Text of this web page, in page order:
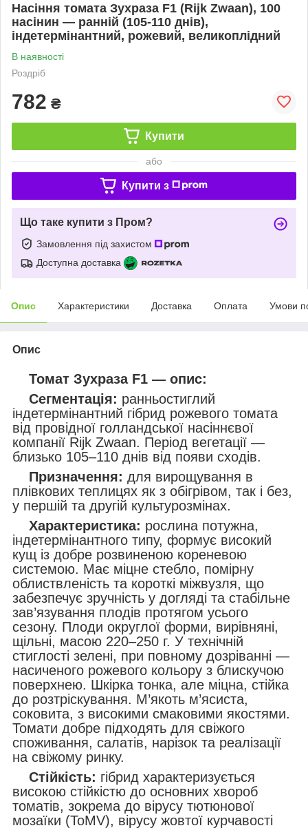
Насіння томата Зухраза F1 (Rijk Zwaan), 100
насінин — ранній (105-110 днів),
індетермінантний, рожевий, великоплідний
В наявності
Роздріб
782 ₴
Купити
або
Купити з
Що таке купити з Пром?
Замовлення під захистом
Доступна доставка
Опис Характеристики Доставка Оплата Умови
Опис
Томат Зухраза F1 — опис:
Сегментація: ранньостиглий
індетермінантний гібрид рожевого томата
від провідної голландської насіннєвої
компанії Rijk Zwaan. Період вегетації —
близько 105–110 днів від появи сходів.
Призначення: для вирощування в
плівкових теплицях як з обігрівом, так і без,
у першій та другій культурозмінах.
Характеристика: рослина потужна,
індетермінантного типу, формує високий
кущ із добре розвиненою кореневою
системою. Має міцне стебло, помірну
облиствленість та короткі міжвузля, що
забезпечує зручність у догляді та стабільне
зав’язування плодів протягом усього
сезону. Плоди округлої форми, вирівняні,
щільні, масою 220–250 г. У технічній
стиглості зелені, при повному дозріванні —
насиченого рожевого кольору з блискучою
поверхнею. Шкірка тонка, але міцна, стійка
до розтріскування. М’якоть м’ясиста,
соковита, з високими смаковими якостями.
Томати добре підходять для свіжого
споживання, салатів, нарізок та реалізації
на свіжому ринку.
Стійкість: гібрид характеризується
високою стійкістю до основних хвороб
томатів, зокрема до вірусу тютюнової
мозаїки (ToMV), вірусу жовтої курчавості